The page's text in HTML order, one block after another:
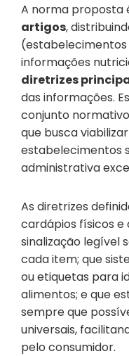
A norma proposta
artigos,
informações
diretrizes
das informações.
conjunto
que busca
estabelecimentos
administrativa
As diretrizes
cardápios físicos
sinalização legível
cada item; que
ou etiquetas para
alimentos; e que
sempre que
universais,
pelo consumidor.